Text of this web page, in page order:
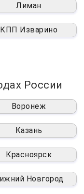
Лиман
КПП Изварино
России
Воронеж
Казань
Красноярск
Новгород